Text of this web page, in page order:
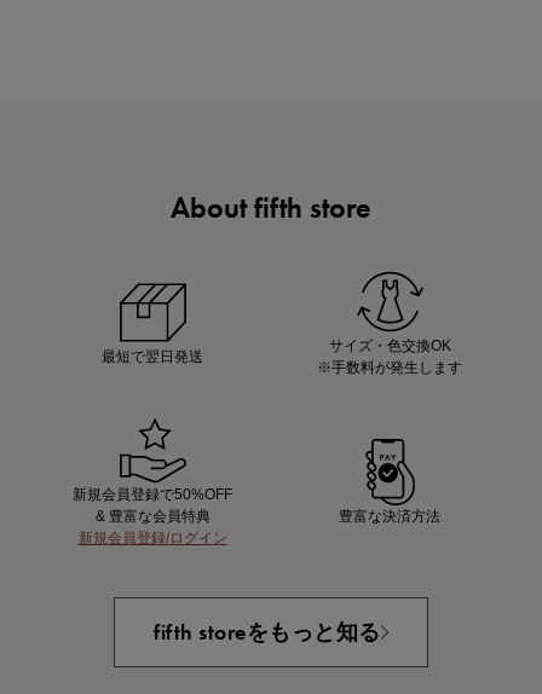
About fifth store
最短で翌日発送
サイズ・色交換OK
※手数料が発生します
新規会員登録で50%OFF
& 豊富な会員特典
新規会員登録/ログイン
豊富な決済方法
fifth storeをもっと知る